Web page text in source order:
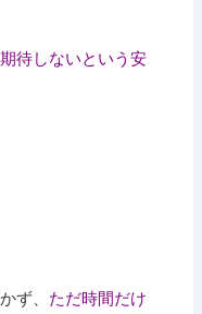
期待しないという安
ず、 ただ時間だけ